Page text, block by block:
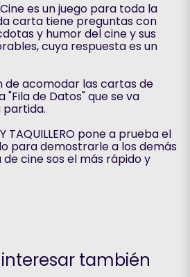
es un juego para toda la
carta tiene preguntas con
y humor del cine y sus
cuya respuesta es un
de acomodar las cartas de
de Datos" que se va
TAQUILLERO pone a prueba el
para demostrarle a los demás
cine sos el más rápido y
también